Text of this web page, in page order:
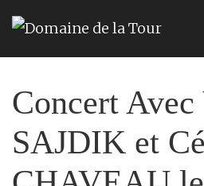
Concert Avec
SAJDIK et